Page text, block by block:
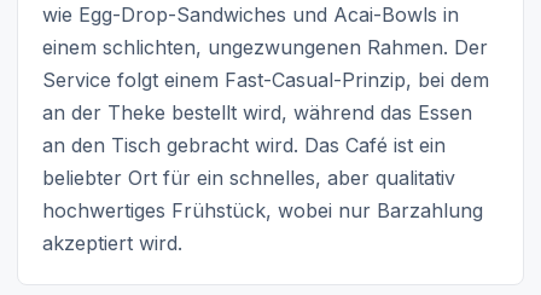
wie Egg-Drop-Sandwiches und Acai-Bowls in
einem schlichten, ungezwungenen Rahmen. Der
Service folgt einem Fast-Casual-Prinzip, bei dem
an der Theke bestellt wird, während das Essen
an den Tisch gebracht wird. Das Café ist ein
beliebter Ort für ein schnelles, aber qualitativ
hochwertiges Frühstück, wobei nur Barzahlung
akzeptiert wird.